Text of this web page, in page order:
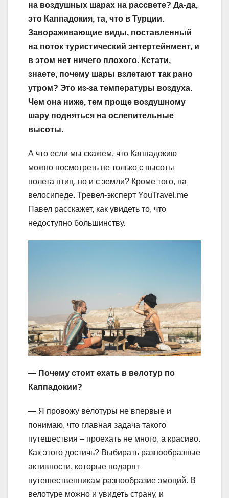
на воздушных шарах на рассвете? Да-да,
это Каппадокия, та, что в Турции.
Завораживающие виды, поставленный
на поток туристический энтертейнмент, и
в этом нет ничего плохого. Кстати,
знаете, почему шары взлетают так рано
утром? Это из-за температуры воздуха.
Чем она ниже, тем проще воздушному
шару подняться на ослепительные
высоты.
А что если мы скажем, что Каппадокию
можно посмотреть не только с высоты
полета птиц, но и с земли? Кроме того, на
велосипеде. Тревел-эксперт YouTravel.me
Павел расскажет, как увидеть то, что
недоступно большинству.
— Почему стоит ехать в велотур по
Каппадокии?
— Я провожу велотуры не впервые и
понимаю, что главная задача такого
путешествия – проехать не много, а красиво.
Как этого достичь? Выбирать разнообразные
активности, которые подарят
путешественникам разнообразие эмоций. В
велотуре можно и увидеть страну, и